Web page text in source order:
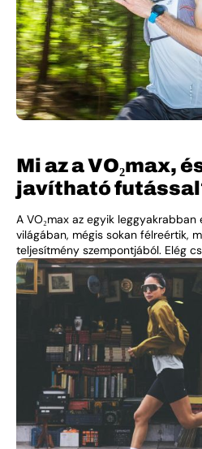
Mi az a VO₂max,
javítható
A VO₂max az egyik
világában, mégis sokan félreértik,
teljesítmény szempontjából. Elég